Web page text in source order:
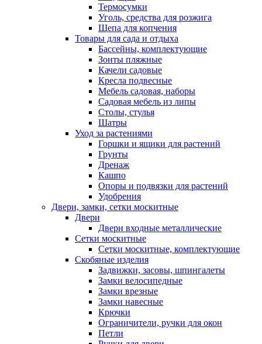
Термосумки
Уголь, средства для розжига
Щепа для копчения
Товары для сада и отдыха
Бассейны, комплектующие
Зонты пляжные
Качели садовые
Кресла подвесные
Мебель садовая, наборы
Садовая мебель из липы
Столы, стулья
Шатры
Уход за растениями
Горшки и ящики для растений
Грунты
Дренаж
Кашпо
Опоры и подвязки для растений
Удобрения
Двери, замки, сетки москитные
Двери
Двери входные металлические
Сетки москитные
Сетки москитные, комплектующие
Скобяные изделия
Задвижки, засовы, шпингалеты
Замки велосипедные
Замки врезные
Замки навесные
Крючки
Ограничители, ручки для окон
Петли